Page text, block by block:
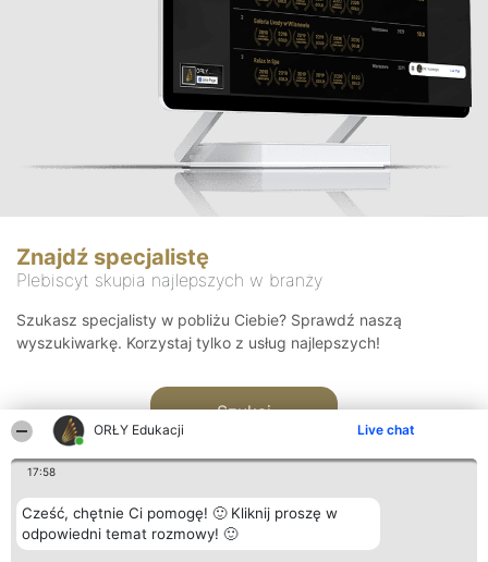
ORŁY Edukacji Live chat
17:58
Cześć, chętnie Ci pomogę! 🙂 Kliknij proszę w
odpowiedni temat rozmowy! 🙂
Znajdź specjalistę
Plebiscyt skupia najlepszych w branży
Szukasz specjalisty w pobliżu Ciebie? Sprawdź naszą
wyszukiwarkę. Korzystaj tylko z usług najlepszych!
Szukaj